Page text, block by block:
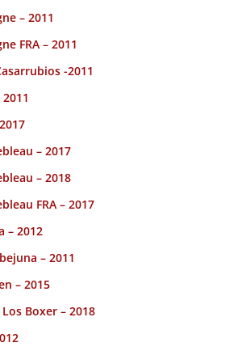
– 2011
FRA – 2011
-2011
– 2017
– 2018
FRA – 2017
– 2012
– 2011
– 2015
Boxer – 2018